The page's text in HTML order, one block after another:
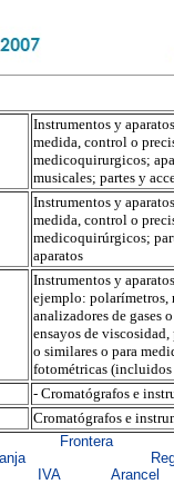
Instrumentos y
medida, control o
medicoquirurgicos;
musicales; partes y
Instrumentos y
medida, control o
medicoquirúrgicos;
aparatos
Instrumentos y
ejemplo: polarímetros,
analizadores de gases
ensayos de
o similares o para
fotométricas
- Cromatógrafos e
Cromatógrafos e
Frontera
IVA
Arancel